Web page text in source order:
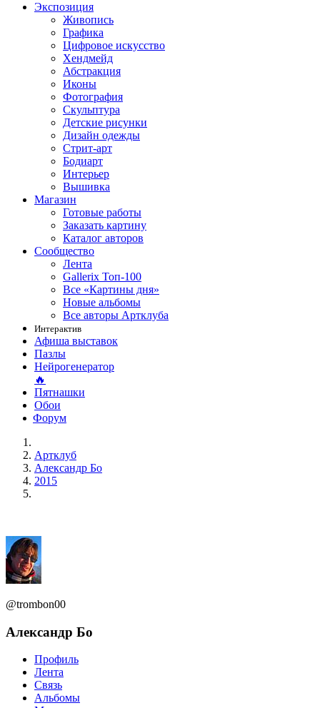
Экспозиция
Живопись
Графика
Цифровое искусство
Хендмейд
Абстракция
Иконы
Фотография
Скульптура
Детские рисунки
Дизайн одежды
Стрит-арт
Бодиарт
Интерьер
Вышивка
Магазин
Готовые работы
Заказать картину
Каталог авторов
Сообщество
Лента
Gallerix Топ-100
Все «Картины дня»
Новые альбомы
Все авторы Артклуба
Интерактив
Афиша выставок
Пазлы
Нейрогенератор
🔥
Пятнашки
Обои
Форум
Артклуб
Александр Бо
2015
@trombon00
Александр Бо
Профиль
Лента
Связь
Альбомы